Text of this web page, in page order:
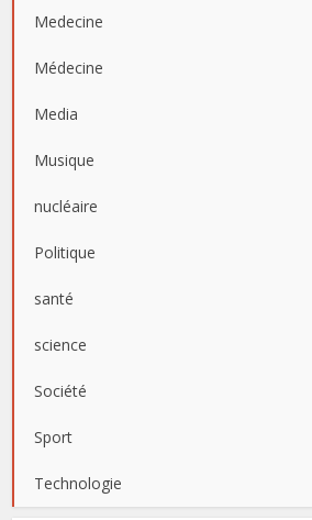
Medecine
Médecine
Media
Musique
nucléaire
Politique
santé
science
Société
Sport
Technologie